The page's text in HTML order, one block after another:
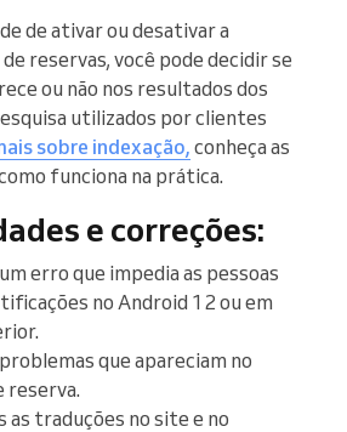
de ativar ou desativar a
reservas, você pode decidir se
ou não nos resultados dos
utilizados por clientes
sobre indexação, conheça as
funciona na prática.
e correções:
erro que impedia as pessoas
no Android 12 ou em
que apareciam no
reserva.
as traduções no site e no